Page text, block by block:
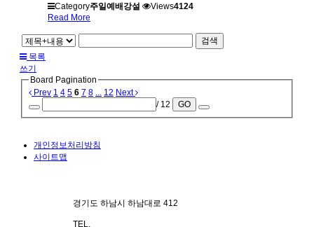
Category주일예배강설 Views4124
Read More
검색
목록
쓰기
Board Pagination
Prev 1 4 5 6 7 8 ... 12 Next
/ 12
GO
개인정보처리방침
사이트맵
경기도 하남시 하남대로 412
TEL.070-4101-3578